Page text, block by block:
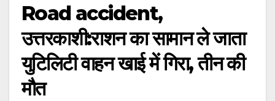
Road accident,
उत्तरकाशी:राशन का सामान ले जाता
युटिलिटी वाहन खाई में गिरा, तीन की
मौत